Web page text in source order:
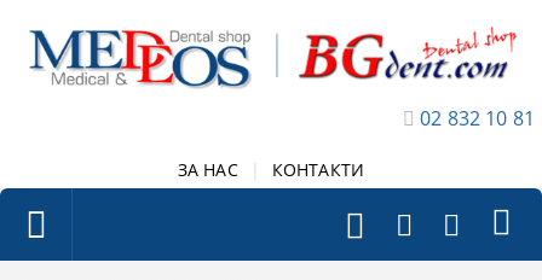
02 832 10 81
ЗА НАС КОНТАКТИ